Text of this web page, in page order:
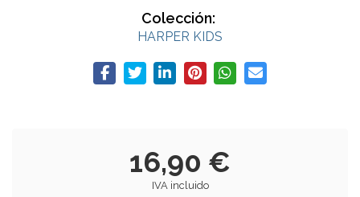
Colección:
HARPER KIDS
16,90 €
IVA incluido